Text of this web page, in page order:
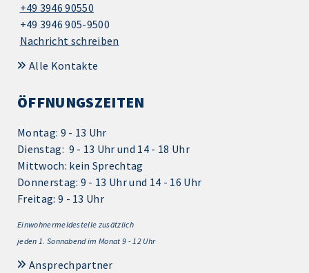
+49 3946 90550
+49 3946 905-9500
Nachricht schreiben
Alle Kontakte
ÖFFNUNGSZEITEN
Montag: 9 - 13 Uhr
Dienstag: 9 - 13 Uhr und 14 - 18 Uhr
Mittwoch: kein Sprechtag
Donnerstag: 9 - 13 Uhr und 14 - 16 Uhr
Freitag: 9 - 13 Uhr
Einwohnermeldestelle zusätzlich
jeden 1. Sonnabend im Monat 9 - 12 Uhr
Ansprechpartner